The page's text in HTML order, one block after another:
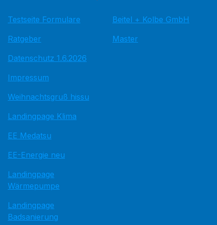
Testseite Formulare
Ratgeber
Datenschutz 1.6.2026
Impressum
Weihnachtsgruß hissu
Landingpage Klima
EE Medatsu
EE-Energie neu
Landingpage
Wärmepumpe
Landingpage
Badsanierung
Beitel + Kolbe GmbH
Master